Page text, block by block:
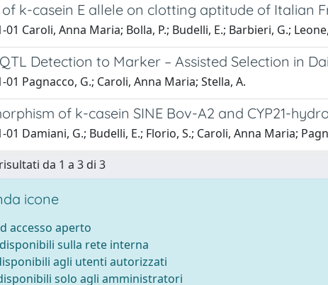
k-casein E allele on clotting aptitude of Italian
01 Caroli, Anna Maria; Bolla, P.; Budelli, E.; Barbieri, G.;
Detection to Marker – Assisted Selection in
01 Pagnacco, G.; Caroli, Anna Maria; Stella, A.
of k-casein SINE Bov-A2 and CYP21-
01 Damiani, G.; Budelli, E.; Florio, S.; Caroli, Anna Maria;
da 1 a 3 di 3
icone
accesso aperto
sulla rete interna
agli utenti autorizzati
solo agli amministratori